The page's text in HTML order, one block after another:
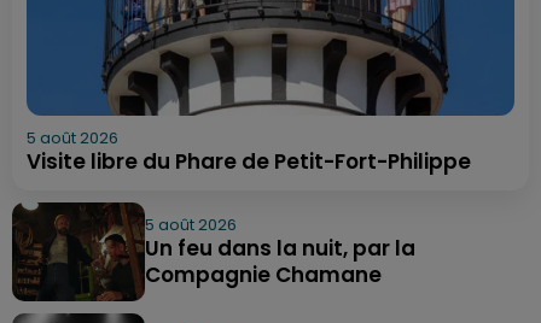
5 août 2026
Visite libre du Phare de Petit-Fort-Philippe
5 août 2026
Un feu dans la nuit, par la
Compagnie Chamane